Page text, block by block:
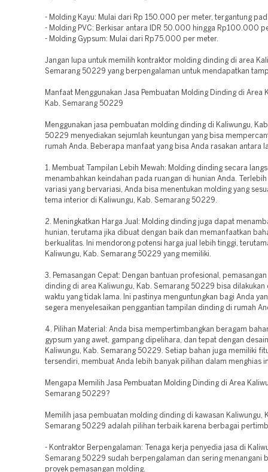
- Molding Kayu: Mulai dari Rp 150.000 per meter, tergantung
- Molding PVC: Berkisar antara IDR 50.000 hingga Rp100.000
- Molding Gypsum: Mulai dari Rp75.000 per meter.
Jangan lupa untuk memilih kontraktor molding dinding di area
Semarang 50229 yang berpengalaman untuk mendapatkan
Manfaat Menggunakan Jasa Pembuatan Molding Dinding di Area
Kab. Semarang 50229
Menggunakan jasa pembuatan molding dinding di Kaliwungu,
50229 menyediakan sejumlah keuntungan yang bisa
rumah Anda. Beberapa manfaat yang bisa Anda rasakan antara
1. Membuat Tampilan Lebih Mewah: Molding dinding secara
menambahkan keindahan pada ruangan di hunian Anda.
variasi yang bervariasi, Anda bisa menentukan molding yang
tema interior di Kaliwungu, Kab. Semarang 50229.
2. Meningkatkan Harga Jual: Molding dinding juga dapat
hunian, terutama jika dibuat dengan baik dan memanfaatkan
berkualitas. Ini mendorong potensi harga jual lebih tinggi,
Kaliwungu, Kab. Semarang 50229 yang memiliki.
3. Pemasangan Cepat: Dengan bantuan profesional,
dinding di area Kaliwungu, Kab. Semarang 50229 bisa dilakukan
waktu yang tidak lama. Ini pastinya menguntungkan bagi Anda
segera menyelesaikan penggantian tampilan dinding di rumah
4. Pilihan Material: Anda bisa mempertimbangkan beragam
gypsum yang awet, gampang dipelihara, dan tepat dengan
Kaliwungu, Kab. Semarang 50229. Setiap bahan juga memiliki
tersendiri, membuat Anda lebih banyak pilihan dalam menghias
Mengapa Memilih Jasa Pembuatan Molding Dinding di Area
Semarang 50229?
Memilih jasa pembuatan molding dinding di kawasan Kaliwungu,
Semarang 50229 adalah pilihan terbaik karena berbagai
- Kontraktor Berpengalaman: Tenaga kerja penyedia jasa di
Semarang 50229 sudah berpengalaman dan sering menangani
proyek pemasangan molding.